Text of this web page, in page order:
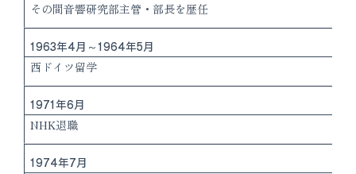
その間音響研究部主管・部長を歴任
1963年4月～1964年5月
西ドイツ留学
1971年6月
NHK退職
1974年7月